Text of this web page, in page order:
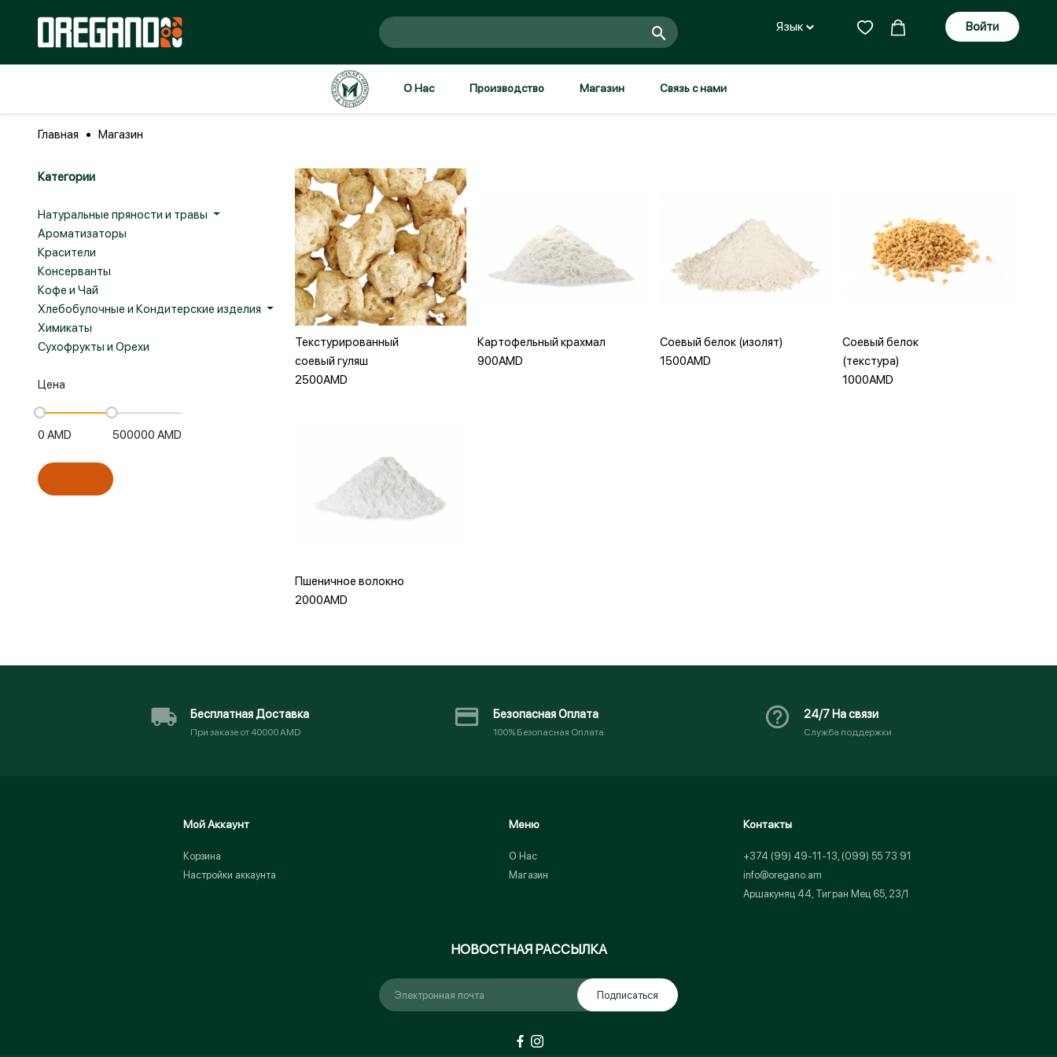
Войти Зарегистрироваться
Язык Войти
О Нас Производство Магазин Связь с нами
Главная Магазин
Категории
Натуральные пряности и травы
Ароматизаторы
Красители
Консерванты
Кофе и Чай
Хлебобулочные и Кондитерские изделия
Химикаты
Сухофрукты и Орехи
Цена
0 AMD 500000 AMD
Текстурированный
соевый гуляш
2500AMD
Добавить в корзину
Картофельный крахмал
900AMD
Добавить в корзину
Соевый белок (изолят)
1500AMD
Добавить в корзину
Соевый белок
(текстура)
1000AMD
Добавить в корзину
Пшеничное волокно
2000AMD
Бесплатная Доставка
При заказе от 40000 AMD
Безопасная Оплата
100% Безопасная Оплата
24/7 На связи
Служба поддержки
Мой Аккаунт
Корзина
Настройки аккаунта
Меню
О Нас
Магазин
Контакты
+374 (99) 49-11-13, (099) 55 73 91
info@oregano.am
Аршакуняц 44, Тигран Мец 65, 23/1
НОВОСТНАЯ РАССЫЛКА
Подписаться